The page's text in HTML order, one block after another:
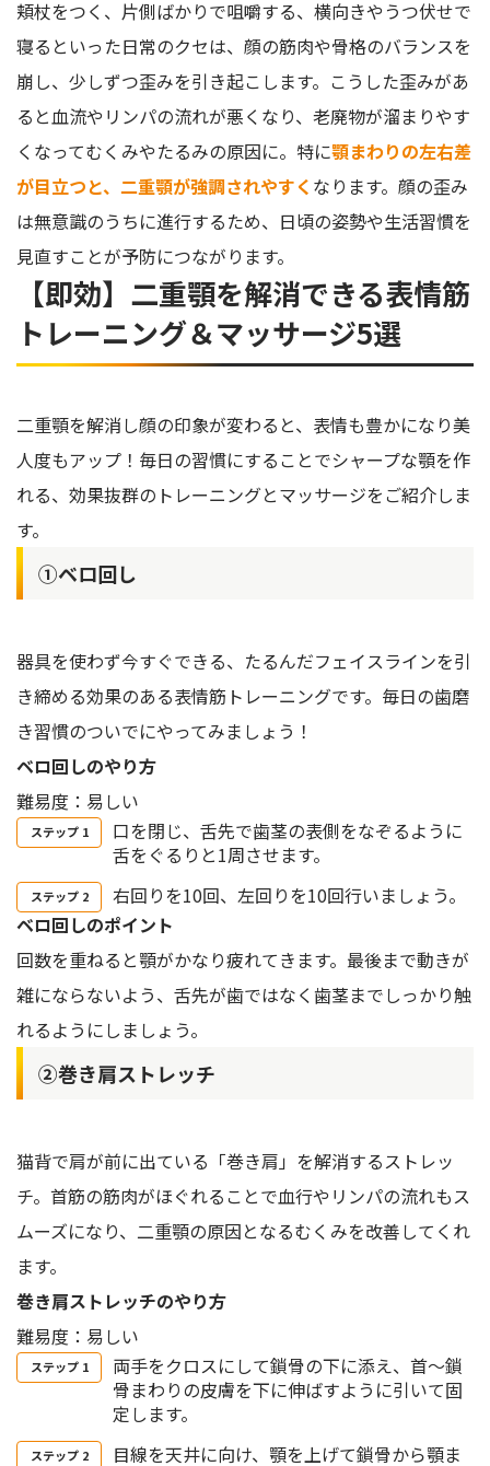
頬杖をつく、片側ばかりで咀嚼する、横向きやうつ伏せで
寝るといった日常のクセは、顔の筋肉や骨格のバランスを
崩し、少しずつ歪みを引き起こします。こうした歪みがあ
ると血流やリンパの流れが悪くなり、老廃物が溜まりやす
くなってむくみやたるみの原因に。特に顎まわりの左右差
が目立つと、二重顎が強調されやすく なります。顔の歪み
は無意識のうちに進行するため、日頃の姿勢や生活習慣を
見直すことが予防につながります。
【即効】二重顎を解消できる表情筋
トレーニング＆マッサージ5選
二重顎を解消し顔の印象が変わると、表情も豊かになり美
人度もアップ！毎日の習慣にすることでシャープな顎を作
れる、効果抜群のトレーニングとマッサージをご紹介しま
す。
①ベロ回し
器具を使わず今すぐできる、たるんだフェイスラインを引
き締める効果のある表情筋トレーニングです。毎日の歯磨
き習慣のついでにやってみましょう！
ベロ回しのやり方
難易度：易しい
口を閉じ、舌先で歯茎の表側をなぞるように
舌をぐるりと1周させます。
右回りを10回、左回りを10回行いましょう。
ベロ回しのポイント
回数を重ねると顎がかなり疲れてきます。最後まで動きが
雑にならないよう、舌先が歯ではなく歯茎までしっかり触
れるようにしましょう。
②巻き肩ストレッチ
猫背で肩が前に出ている「巻き肩」を解消するストレッ
チ。首筋の筋肉がほぐれることで血行やリンパの流れもス
ムーズになり、二重顎の原因となるむくみを改善してくれ
ます。
巻き肩ストレッチのやり方
難易度：易しい
両手をクロスにして鎖骨の下に添え、首〜鎖
骨まわりの皮膚を下に伸ばすように引いて固
定します。
目線を天井に向け、顎を上げて鎖骨から顎ま